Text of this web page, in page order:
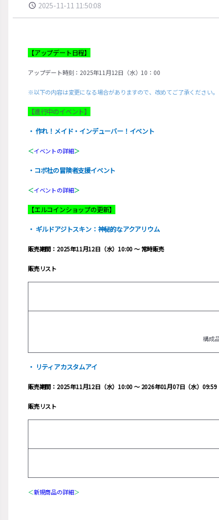
2025-11-11 11:50:08
【アップデート日程】
アップデート時刻：2025年11月12日（水）10：00
※以下の内容は変更になる場合がありますので、改めてご了承ください。
【進行中のイベント】
・ 作れ！メイド・インデューバー！イベント
＜イベントの詳細＞
・コボ社の冒険者支援イベント
＜イベントの詳細＞
【エルコインショップの更新】
・ ギルドアジトスキン：神秘的なアクアリウム
販売期間：2025年11月12日（水）10:00 ～ 常時販売
販売リスト
構成
・ リティアカスタムアイ
販売期間：2025年11月12日（水）10:00 ～ 2026年01月07日（水）09:59
販売リスト
＜新規商品の詳細＞